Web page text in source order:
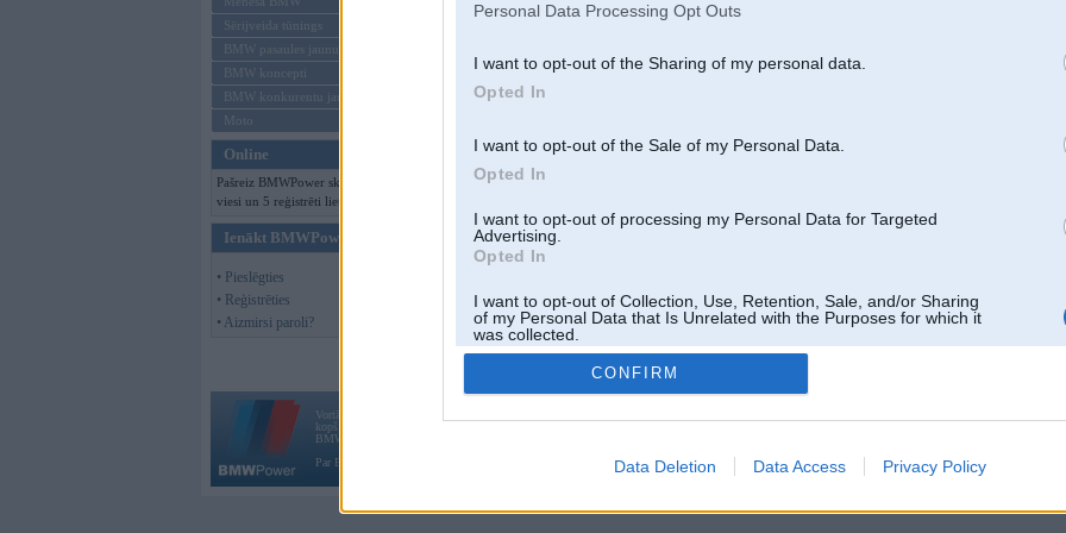
Personal Data Processing Opt Outs
I want to opt-out of the Sharing of my personal data.
Opted In
I want to opt-out of the Sale of my Personal Data.
Opted In
I want to opt-out of processing my Personal Data for Targeted
Advertising.
Opted In
I want to opt-out of Collection, Use, Retention, Sale, and/or Sharing
of my Personal Data that Is Unrelated with the Purposes for which it
was collected.
Opted Out
CONFIRM
Data Deletion Data Access Privacy Policy
Sērijveida tūnings
BMW pasaules jaunumi
BMW koncepti
BMW konkurentu jaunumi
Moto
Online
Pašreiz BMWPower skatās 144
viesi un 5 reģistrēti lietotāji.
Ienākt BMWPower
• Pieslēgties
• Reģistrēties
• Aizmirsi paroli?
Vortāls BMWPower.lv darbojas
kopš 2002. gada 14. maija. Tas nav auto klubs un nav saistīts ar
BMW AG.
Par BMWPower